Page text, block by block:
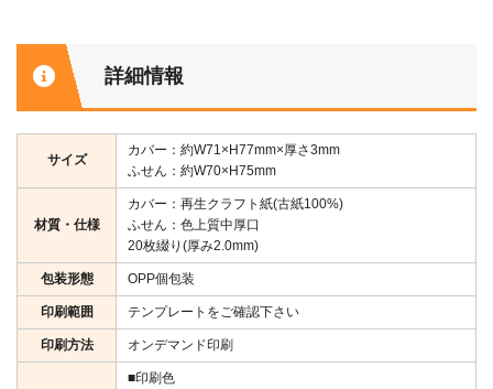
詳細情報
サイズ
カバー：約W71×H77mm×厚さ3mm
ふせん：約W70×H75mm
材質・仕様
カバー：再生クラフト紙(古紙100%)
ふせん：色上質中厚口
20枚綴り(厚み2.0mm)
包装形態 OPP個包装
印刷範囲 テンプレートをご確認下さい
印刷方法 オンデマンド印刷
■印刷色